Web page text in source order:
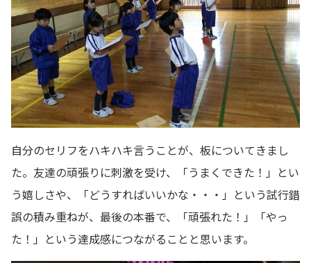
自分のセリフをハキハキ言うことが、板についてきまし
た。友達の頑張りに刺激を受け、「うまくできた！」とい
う嬉しさや、「どうすればいいかな・・・」という試行錯
誤の積み重ねが、最後の本番で、「頑張れた！」「やっ
た！」という達成感につながることと思います。